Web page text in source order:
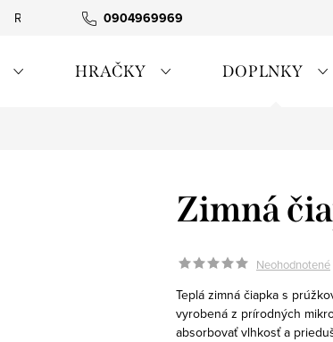
0904969969
Rýchla expedícia Tovar skladom
HRAČKY DOPLNKY
Zimná
Neohodnotené
Teplá zimná čiapka s
vyrobená z prírodných
absorbovať vlhkosť a